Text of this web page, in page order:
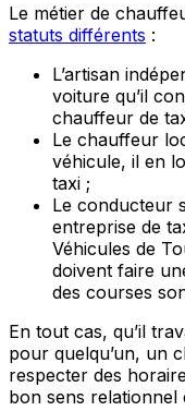
Le métier de
statuts différents :
L’artisan
voiture qu’il
chauffeur de
Le chauffeur
véhicule, il en
taxi ;
Le conducteur
entreprise de
Véhicules de
doivent faire
des courses
En tout cas, qu’il
pour quelqu’un, un
respecter des
bon sens relationnel